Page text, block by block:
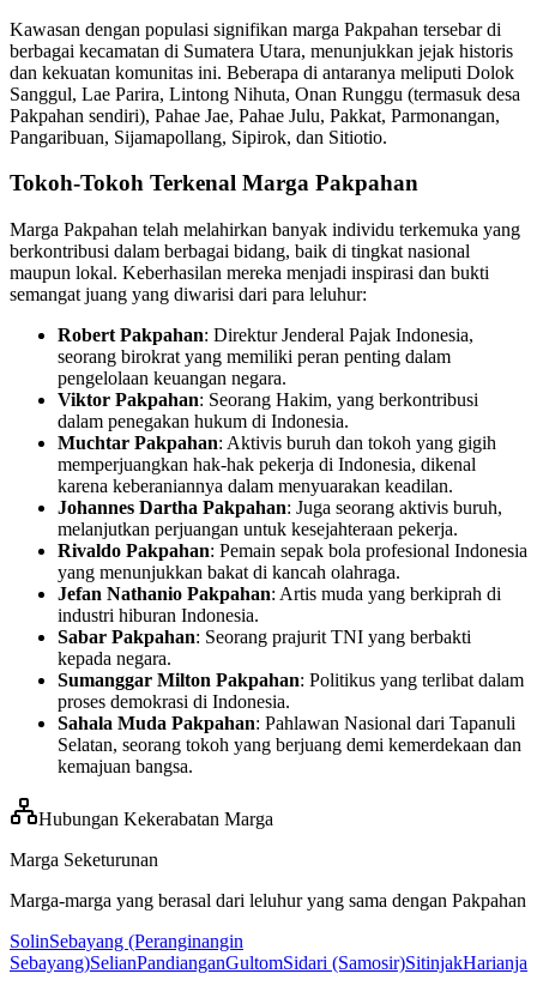
Kawasan dengan populasi signifikan marga Pakpahan tersebar di
berbagai kecamatan di Sumatera Utara, menunjukkan jejak historis
dan kekuatan komunitas ini. Beberapa di antaranya meliputi Dolok
Sanggul, Lae Parira, Lintong Nihuta, Onan Runggu (termasuk desa
Pakpahan sendiri), Pahae Jae, Pahae Julu, Pakkat, Parmonangan,
Pangaribuan, Sijamapollang, Sipirok, dan Sitiotio.
Tokoh-Tokoh Terkenal Marga Pakpahan
Marga Pakpahan telah melahirkan banyak individu terkemuka yang
berkontribusi dalam berbagai bidang, baik di tingkat nasional
maupun lokal. Keberhasilan mereka menjadi inspirasi dan bukti
semangat juang yang diwarisi dari para leluhur:
Robert Pakpahan: Direktur Jenderal Pajak Indonesia,
seorang birokrat yang memiliki peran penting dalam
pengelolaan keuangan negara.
Viktor Pakpahan: Seorang Hakim, yang berkontribusi
dalam penegakan hukum di Indonesia.
Muchtar Pakpahan: Aktivis buruh dan tokoh yang gigih
memperjuangkan hak-hak pekerja di Indonesia, dikenal
karena keberaniannya dalam menyuarakan keadilan.
Johannes Dartha Pakpahan: Juga seorang aktivis buruh,
melanjutkan perjuangan untuk kesejahteraan pekerja.
Rivaldo Pakpahan: Pemain sepak bola profesional Indonesia
yang menunjukkan bakat di kancah olahraga.
Jefan Nathanio Pakpahan: Artis muda yang berkiprah di
industri hiburan Indonesia.
Sabar Pakpahan: Seorang prajurit TNI yang berbakti
kepada negara.
Sumanggar Milton Pakpahan: Politikus yang terlibat dalam
proses demokrasi di Indonesia.
Sahala Muda Pakpahan: Pahlawan Nasional dari Tapanuli
Selatan, seorang tokoh yang berjuang demi kemerdekaan dan
kemajuan bangsa.
Hubungan Kekerabatan Marga
Marga Seketurunan
Marga-marga yang berasal dari leluhur yang sama dengan Pakpahan
SolinSebayang (Peranginangin
Sebayang)SelianPandianganGultomSidari (Samosir)SitinjakHarianja